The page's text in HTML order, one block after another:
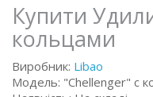
Купити
кольцами
Виробник: Libao
Модель: "Chellenger" с